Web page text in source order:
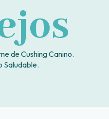
de Cushing Canino.
Saludable.